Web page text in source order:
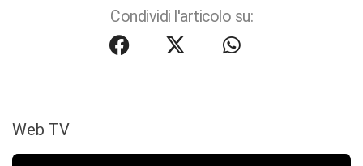
Condividi l'articolo su:
Web TV